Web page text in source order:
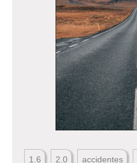
1.6 2.0 accidentes